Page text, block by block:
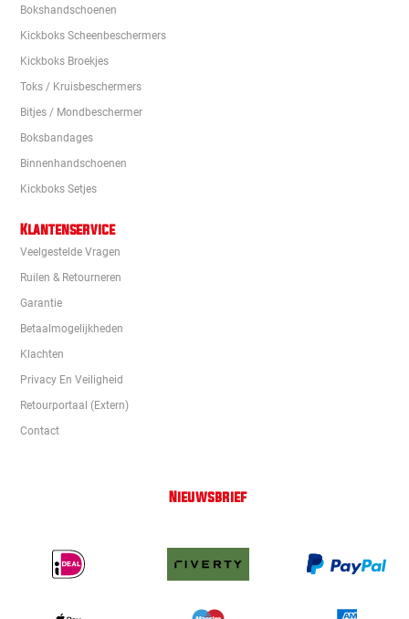
Bokshandschoenen
Kickboks Scheenbeschermers
Kickboks Broekjes
Toks / Kruisbeschermers
Bitjes / Mondbeschermer
Boksbandages
Binnenhandschoenen
Kickboks Setjes
Klantenservice
Veelgestelde Vragen
Ruilen & Retourneren
Garantie
Betaalmogelijkheden
Klachten
Privacy En Veiligheid
Retourportaal (extern)
Contact
Nieuwsbrief